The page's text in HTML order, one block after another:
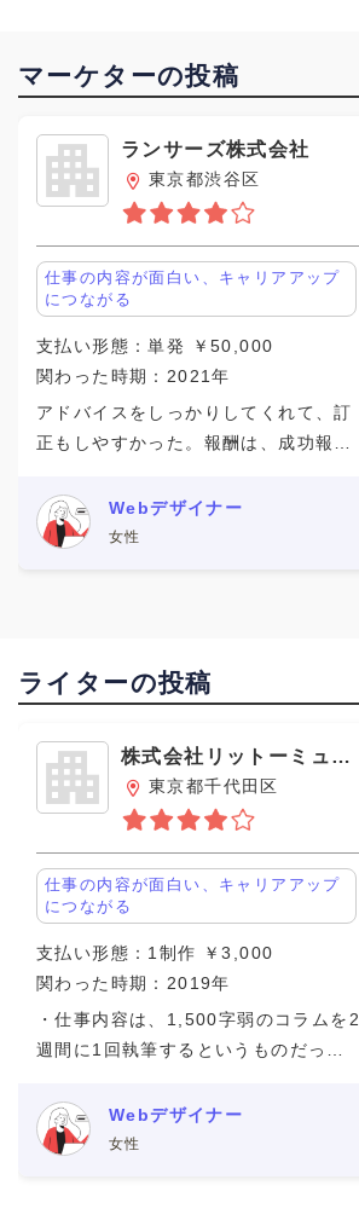
マーケターの投稿
ランサーズ株式会社
東京都渋谷区
仕事の内容が面白い、キャリアアップ
につながる
支払い形態：単発 ￥50,000
関わった時期：2021年
アドバイスをしっかりしてくれて、訂
正もしやすかった。報酬は、成功報酬
を完了しないと報酬がもらえないた
め、仕事の訂正をした時などの時間を
Webデザイナー
女性
ライターの投稿
株式会社リットーミュー
ジック
東京都千代田区
仕事の内容が面白い、キャリアアップ
につながる
支払い形態：1制作 ￥3,000
関わった時期：2019年
・仕事内容は、1,500字弱のコラムを2
週間に1回執筆するというものだっ
なってサポートをしてくれた。 ・ブロ
グやSNSで文章を書いていたら、Web
Webデザイナー
女性